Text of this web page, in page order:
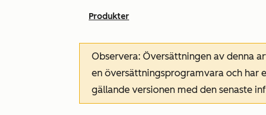
Produkter
Observera: Översättningen av denna
en översättningsprogramvara och har
gällande versionen med den senaste